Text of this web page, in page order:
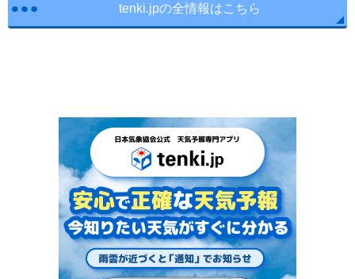
tenki.jpの全情報はこちら